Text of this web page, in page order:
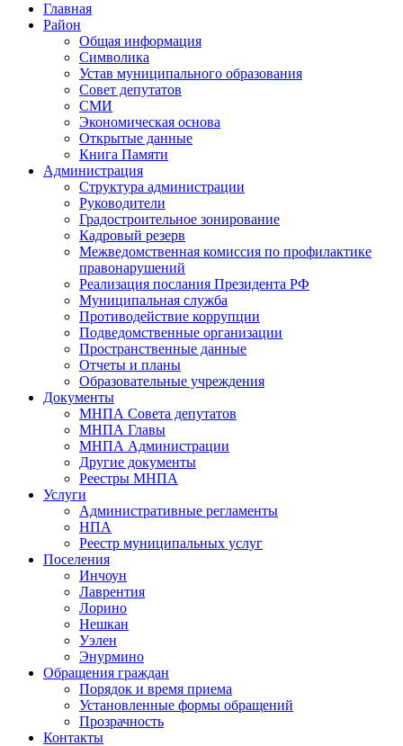
Главная
Район
Общая информация
Символика
Устав муниципального образования
Совет депутатов
СМИ
Экономическая основа
Открытые данные
Книга Памяти
Администрация
Структура администрации
Руководители
Градостроительное зонирование
Кадровый резерв
Межведомственная комиссия по профилактике
правонарушений
Реализация послания Президента РФ
Муниципальная служба
Противодействие коррупции
Подведомственные организации
Пространственные данные
Отчеты и планы
Образовательные учреждения
Документы
МНПА Совета депутатов
МНПА Главы
МНПА Администрации
Другие документы
Реестры МНПА
Услуги
Административные регламенты
НПА
Реестр муниципальных услуг
Поселения
Инчоун
Лаврентия
Лорино
Нешкан
Уэлен
Энурмино
Обращения граждан
Порядок и время приема
Установленные формы обращений
Прозрачность
Контакты